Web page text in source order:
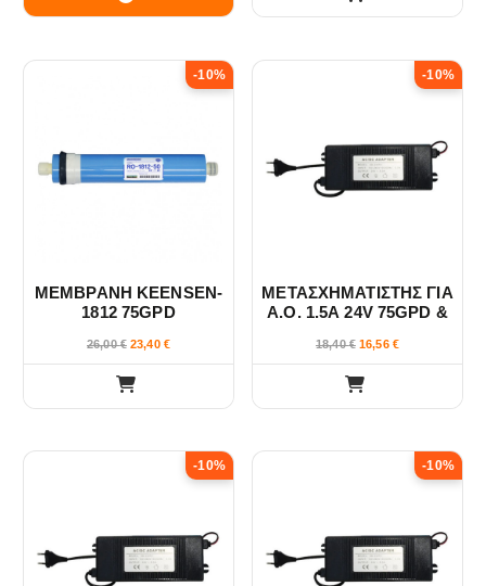
-10%
ΜΕΜΒΡΑΝΗ KEENSEN-
1812 75GPD
26,00€ 23,40 €
-10%
ΜΕΤΑΣΧΗΜΑΤΙΣΤΗΣ ΓΙΑ
Α.Ο. 1.5Α 24V 75GPD &
18,40€ 16,56 €
-10% -10%